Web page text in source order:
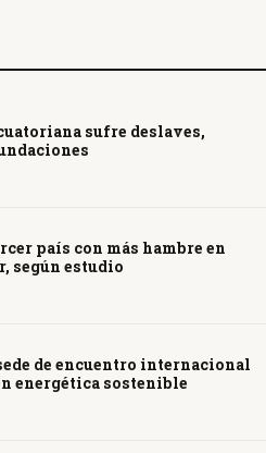
sufre deslaves,
país con más hambre en
según estudio
de encuentro internacional
energética sostenible